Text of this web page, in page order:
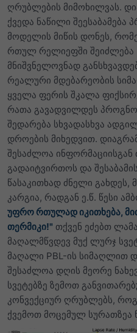
ღრუბლების მიმოხილვას.
ქვედა ნაწილი შეესაბამება
მოდელის მიწის დონეს,
რთულ რელიეფში შეიძლება
მნიშვნელოვნად
რეალური მდებარეობის
ყველა ფერის შკალა
რათა გავადვილდეს
შედარება სხვადასხვა
დროების მიხედვით.
შესაძლოა ინფორმაციისგან
გადაიტვირთოს და
წასაკითხად ძნელი გახდეს,
კარგია, რადგან ე.წ. წესი
უფრო რთულად იკითხება,
თერმიკი!" თქვენ ეძებთ
მაღალმწვდევ მუქ ლურჯ
მაღალი PBL-ის სიმაღლით
შესაძლოა დღის მეორე
სვეტებზე ზემოთ
კონვექციურ ღრუბლებს,
ქვემოთ მოცემულ სურათზეა